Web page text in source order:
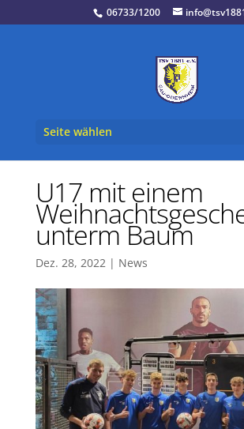
06733/1200
Seite wählen
U17 mit einem
unterm Baum
Dez. 28, 2022| News